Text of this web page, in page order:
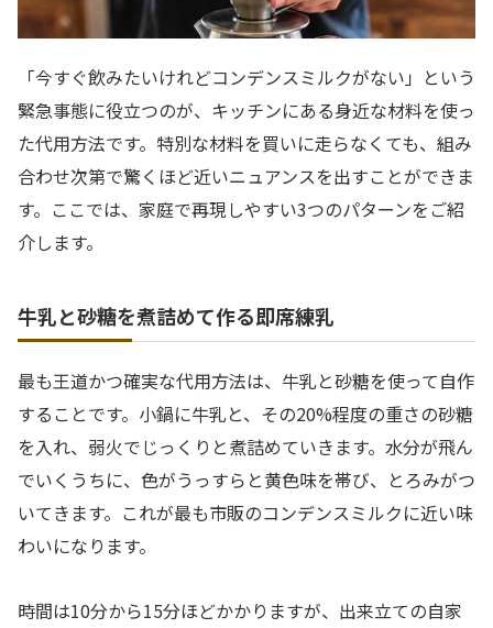
「今すぐ飲みたいけれどコンデンスミルクがない」という
緊急事態に役立つのが、キッチンにある身近な材料を使っ
た代用方法です。特別な材料を買いに走らなくても、組み
合わせ次第で驚くほど近いニュアンスを出すことができま
す。ここでは、家庭で再現しやすい3つのパターンをご紹
介します。
牛乳と砂糖を煮詰めて作る即席練乳
最も王道かつ確実な代用方法は、牛乳と砂糖を使って自作
することです。小鍋に牛乳と、その20%程度の重さの砂糖
を入れ、弱火でじっくりと煮詰めていきます。水分が飛ん
でいくうちに、色がうっすらと黄色味を帯び、とろみがつ
いてきます。これが最も市販のコンデンスミルクに近い味
わいになります。
時間は10分から15分ほどかかりますが、出来立ての自家